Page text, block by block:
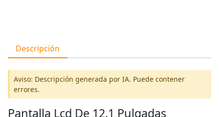
Descripción
Aviso: Descripción generada por IA. Puede contener
errores.
Pantalla Lcd De 12.1 Pulgadas